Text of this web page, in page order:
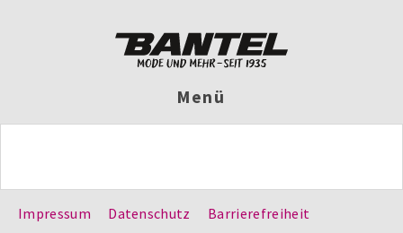
Menü
Impressum Datenschutz
Barrierefreiheit